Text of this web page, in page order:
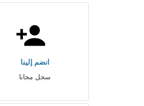
انضم إلينا
سجل مجانا